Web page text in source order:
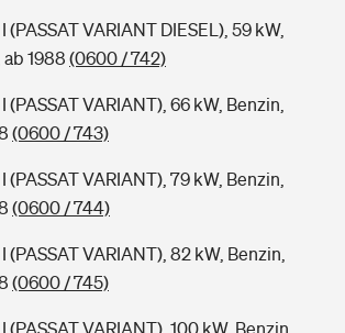
(PASSAT VARIANT DIESEL), 59 kW,
1988 (0600 / 742)
(PASSAT VARIANT), 66 kW, Benzin,
(0600 / 743)
(PASSAT VARIANT), 79 kW, Benzin,
(0600 / 744)
(PASSAT VARIANT), 82 kW, Benzin,
(0600 / 745)
(PASSAT VARIANT), 100 kW, Benzin,